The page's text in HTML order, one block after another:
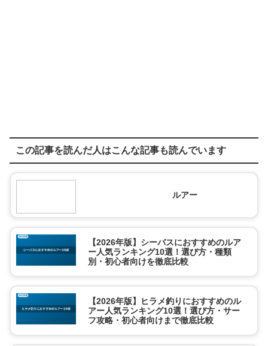
この記事を読んだ人はこんな記事も読んでいます
ルアー
【2026年版】シーバスにおすすめのルア
ー人気ランキング10選！選び方・種類
別・初心者向けを徹底比較
【2026年版】ヒラメ釣りにおすすめのル
アー人気ランキング10選！選び方・サー
フ攻略・初心者向けまで徹底比較